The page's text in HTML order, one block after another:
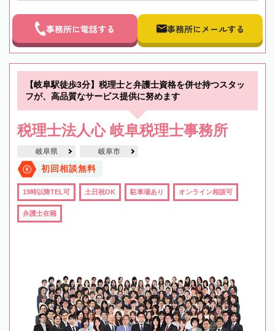
事務所に電話する 事務所にメールする
【岐阜駅徒歩3分】税理士と弁護士資格を併せ持つスタッ
フが、高品質なサービス提供に努めます
税理士法人心 岐阜税理士事務所
岐阜県 岐阜市
初回相談無料
19時以降TEL可 土日祝OK 駐車場あり オンライン相談可
弁護士在籍